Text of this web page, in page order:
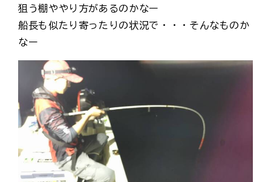
狙う棚ややり方があるのかなー
船長も似たり寄ったりの状況で・・・そんなものか
なー